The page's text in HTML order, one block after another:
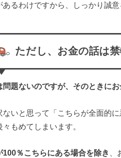
あるわけですから、しっかり誠意
ただし、お金の話は
問題ないのですが、そのときにお
ないと思って「こちらが全面的
々もめてしまいます。
100％こちらにある場合を除き